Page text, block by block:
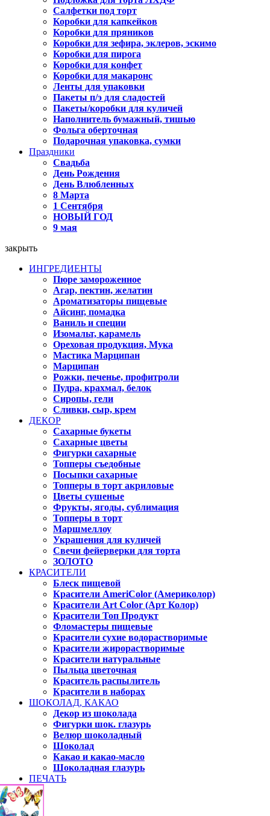
Салфетки под торт
Коробки для капкейков
Коробки для пряников
Коробки для зефира, эклеров, эскимо
Коробки для пирога
Коробки для конфет
Коробки для макаронс
Ленты для упаковки
Пакеты п/э для сладостей
Пакеты/коробки для куличей
Наполнитель бумажный, тишью
Фольга оберточная
Подарочная упаковка, сумки
Праздники
Свадьба
День Рождения
День Влюбленных
8 Марта
1 Сентября
НОВЫЙ ГОД
9 мая
закрыть
ИНГРЕДИЕНТЫ
Пюре замороженное
Агар, пектин, желатин
Ароматизаторы пищевые
Айсинг, помадка
Ваниль и специи
Изомальт, карамель
Ореховая продукция, Мука
Мастика Марципан
Марципан
Рожки, печенье, профитроли
Пудра, крахмал, белок
Сиропы, гели
Сливки, сыр, крем
ДЕКОР
Сахарные букеты
Сахарные цветы
Фигурки сахарные
Топперы съедобные
Посыпки сахарные
Топперы в торт акриловые
Цветы сушеные
Фрукты, ягоды, сублимация
Топперы в торт
Маршмеллоу
Украшения для куличей
Свечи фейерверки для торта
ЗОЛОТО
КРАСИТЕЛИ
Блеск пищевой
Красители AmeriColor (Америколор)
Красители Art Color (Арт Колор)
Красители Топ Продукт
Фломастеры пищевые
Красители сухие водорастворимые
Красители жирорастворимые
Красители натуральные
Пыльца цветочная
Краситель распылитель
Красители в наборах
ШОКОЛАД, КАКАО
Декор из шоколада
Фигурки шок. глазурь
Велюр шоколадный
Шоколад
Какао и какао-масло
Шоколадная глазурь
ПЕЧАТЬ